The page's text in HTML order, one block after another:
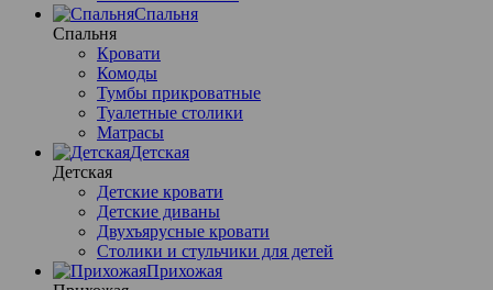
Спальня
Спальня
Кровати
Комоды
Тумбы прикроватные
Туалетные столики
Матрасы
Детская
Детская
Детские кровати
Детские диваны
Двухъярусные кровати
Столики и стульчики для детей
Прихожая